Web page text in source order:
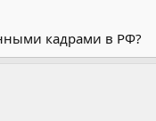
кадрами в РФ?